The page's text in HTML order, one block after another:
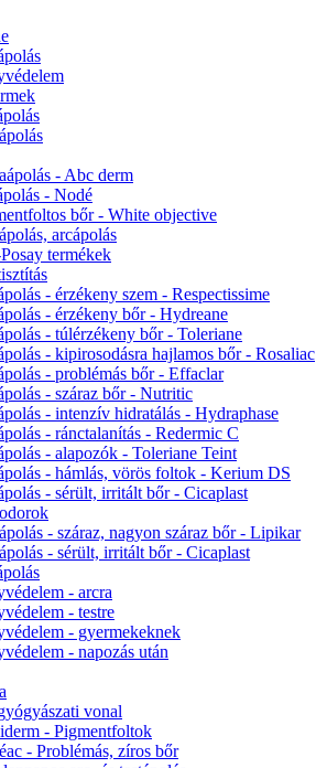
- Abc derm
- Nodé
bőr - White objective
arcápolás
termékek
- érzékeny szem - Respectissime
- érzékeny bőr - Hydreane
- túlérzékeny bőr - Toleriane
- kipirosodásra hajlamos bőr - Rosaliac
- problémás bőr - Effaclar
- száraz bőr - Nutritic
- intenzív hidratálás - Hydraphase
- ránctalanítás - Redermic C
- alapozók - Toleriane Teint
- hámlás, vörös foltok - Kerium DS
- sérült, irritált bőr - Cicaplast
- száraz, nagyon száraz bőr - Lipikar
- sérült, irritált bőr - Cicaplast
- arcra
- testre
- gyermekeknek
- napozás után
vonal
- Pigmentfoltok
- Problémás, zíros bőr